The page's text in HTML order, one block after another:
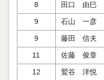
8 田口 由巳
9 石山 一彦
9 藤田 信夫
11 佐藤 俊章
12 鷲谷 洋悦